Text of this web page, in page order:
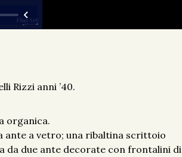
Rizzi anni ’40.
organica.
ante a vetro; una ribaltina scrittoio
da due ante decorate con frontalini di